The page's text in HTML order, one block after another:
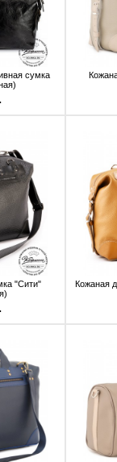
сумка
"Сити"
Кожаная